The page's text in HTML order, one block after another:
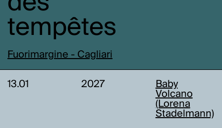
tempêtes
Fuorimargine - Cagliari
13.01 2027
Baby
Volcano
(Lorena
Stadelmann)